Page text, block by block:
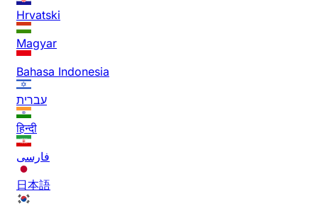
Hrvatski
Magyar
Bahasa Indonesia
עברית
हिन्दी
فارسی
日本語